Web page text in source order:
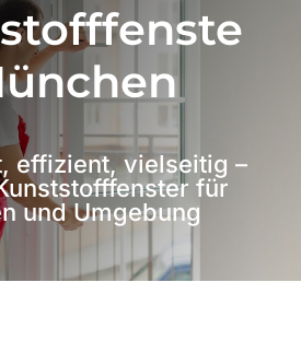
effizient, vielseitig –
für
und Umgebung